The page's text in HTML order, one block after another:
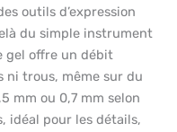
outils d’expression
du simple instrument
gel offre un débit
ni trous, même sur du
mm ou 0,7 mm selon
idéal pour les détails,